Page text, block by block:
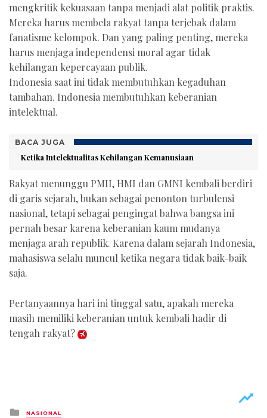
mengkritik kekuasaan tanpa menjadi alat politik praktis.
Mereka harus membela rakyat tanpa terjebak dalam
fanatisme kelompok. Dan yang paling penting, mereka
harus menjaga independensi moral agar tidak
kehilangan kepercayaan publik.
Indonesia saat ini tidak membutuhkan kegaduhan
tambahan. Indonesia membutuhkan keberanian
intelektual.
BACA JUGA
Ketika Intelektualitas Kehilangan Kemanusiaan
Rakyat menunggu PMII, HMI dan GMNI kembali berdiri
di garis sejarah, bukan sebagai penonton turbulensi
nasional, tetapi sebagai pengingat bahwa bangsa ini
pernah besar karena keberanian kaum mudanya
menjaga arah republik. Karena dalam sejarah Indonesia,
mahasiswa selalu muncul ketika negara tidak baik-baik
saja.
Pertanyaannya hari ini tinggal satu, apakah mereka
masih memiliki keberanian untuk kembali hadir di
tengah rakyat?
Posted
NASIONAL